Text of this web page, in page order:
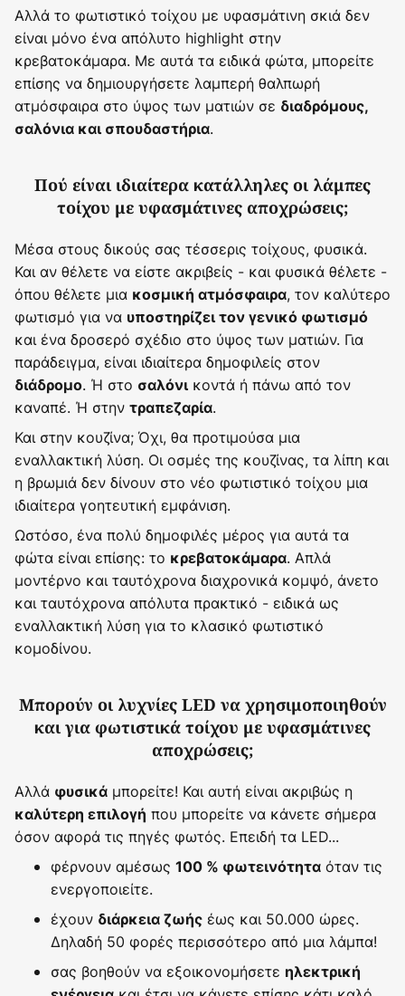
Αλλά το φωτιστικό τοίχου με υφασμάτινη σκιά δεν
είναι μόνο ένα απόλυτο highlight στην
κρεβατοκάμαρα. Με αυτά τα ειδικά φώτα, μπορείτε
επίσης να δημιουργήσετε λαμπερή θαλπωρή
ατμόσφαιρα στο ύψος των ματιών σε διαδρόμους,
σαλόνια και σπουδαστήρια.
Πού είναι ιδιαίτερα κατάλληλες οι λάμπες
τοίχου με υφασμάτινες αποχρώσεις;
Μέσα στους δικούς σας τέσσερις τοίχους, φυσικά.
Και αν θέλετε να είστε ακριβείς - και φυσικά θέλετε -
όπου θέλετε μια κοσμική ατμόσφαιρα, τον καλύτερο
φωτισμό για να υποστηρίζει τον γενικό φωτισμό
και ένα δροσερό σχέδιο στο ύψος των ματιών. Για
παράδειγμα, είναι ιδιαίτερα δημοφιλείς στον
διάδρομο. Ή στο σαλόνι κοντά ή πάνω από τον
καναπέ. Ή στην τραπεζαρία.
Και στην κουζίνα; Όχι, θα προτιμούσα μια
εναλλακτική λύση. Οι οσμές της κουζίνας, τα λίπη και
η βρωμιά δεν δίνουν στο νέο φωτιστικό τοίχου μια
ιδιαίτερα γοητευτική εμφάνιση.
Ωστόσο, ένα πολύ δημοφιλές μέρος για αυτά τα
φώτα είναι επίσης: το κρεβατοκάμαρα. Απλά
μοντέρνο και ταυτόχρονα διαχρονικά κομψό, άνετο
και ταυτόχρονα απόλυτα πρακτικό - ειδικά ως
εναλλακτική λύση για το κλασικό φωτιστικό
κομοδίνου.
Μπορούν οι λυχνίες LED να χρησιμοποιηθούν
και για φωτιστικά τοίχου με υφασμάτινες
αποχρώσεις;
Αλλά φυσικά μπορείτε! Και αυτή είναι ακριβώς η
καλύτερη επιλογή που μπορείτε να κάνετε σήμερα
όσον αφορά τις πηγές φωτός. Επειδή τα LED...
φέρνουν αμέσως 100 % φωτεινότητα όταν τις
ενεργοποιείτε.
έχουν διάρκεια ζωής έως και 50.000 ώρες.
Δηλαδή 50 φορές περισσότερο από μια λάμπα!
σας βοηθούν να εξοικονομήσετε ηλεκτρική